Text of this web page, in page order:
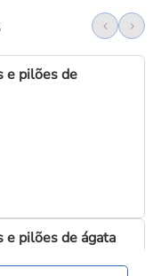
e pilões de
e pilões de ágata